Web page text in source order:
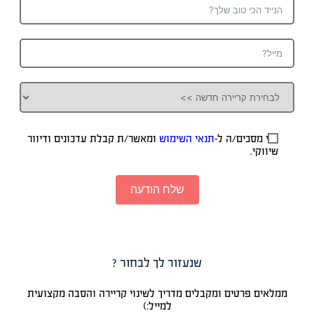
אני מסכים/ה ל-תנאי השימוש ומאשר/ת קבלת עדכונים ודיוור
שיווקי.
שלח הודעה
שנעזור לך לבחור ?
ממלאים פרטים ומקבלים מדריך לשינוי קריירה והסבה מקצועית
למייל:)